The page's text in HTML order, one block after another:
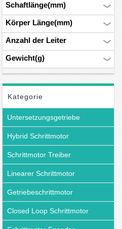
Schaftlänge(mm)
Körper Länge(mm)
Anzahl der Leiter
Gewicht(g)
Kategorie
Untersetzungsgetriebe
Hybrid Schrittmotor
Schrittmotor Treiber
Linearer Schrittmotor
Getriebeschrittmotor
Closed Loop Schrittmotor